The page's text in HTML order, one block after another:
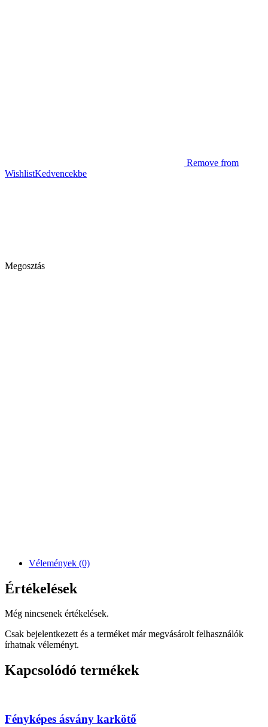
Remove from
WishlistKedvencekbe
Megosztás
Vélemények (0)
Értékelések
Még nincsenek értékelések.
Csak bejelentkezett és a terméket már megvásárolt felhasználók
írhatnak véleményt.
Kapcsolódó termékek
Fényképes ásvány karkötő